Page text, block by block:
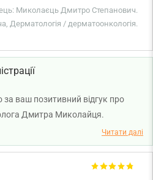
Миколаєць Дмитро Степанович.
Дерматологія / дерматоонкологія.
ваш позитивний відгук про
Дмитра Миколайця.
Читати далі